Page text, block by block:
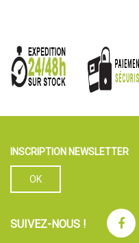
INSCRIPTION NEWSLETTER
SUIVEZ-NOUS !